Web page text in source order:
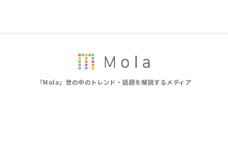
『Mola』世の中のトレンド・話題を解説するメディア